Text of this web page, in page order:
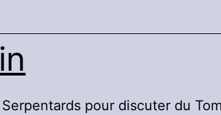
pour discuter du